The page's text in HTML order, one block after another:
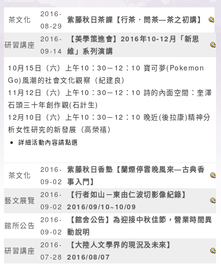
茶文化
2016-
08-29
紫藤秋日茶課【行茶．問茶—茶之初講】
研習講座
2016-
09-14
【美學策進會】2016年10-12月「新思
維」系列演講
10月15日（六）上午10：30－12：10 寶可夢(Pokemon
Go)風潮的社會文化觀察（紀建良）
11月12日（六）上午10：30－12：10 詩的內面空間：奎澤
石頭三十年創作觀(石計生)
12月10日（六）上午10：30－12：10 晚近(後拉康)精神分
析女性研究的新發展（高榮禧）
詳細活動內容請點選
茶文化
2016-
09-02
紫藤秋日香塾【蘭煙停雲晚風來—古典香
事入門】
藝文展覽
2016-
09-02
【行者如山－東由仁波切影像紀錄】
2016/09/10~10/09
館所公告
2016-
09-02
【館舍公告】為迎接中秋佳節，營業時間異
動說明
研習講座
2016-
07-28
【大陸人文學界的現況及未來】
2016/08/07